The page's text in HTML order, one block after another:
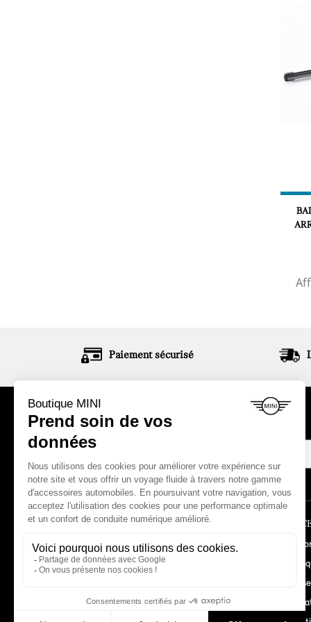
Paiement sécurisé
ABONNEZ-VOUS À NOTRE NEWSLETTER
LA BOUTIQUE
Comment commander ?
Garanties MINI
Conditions de vente
Mon